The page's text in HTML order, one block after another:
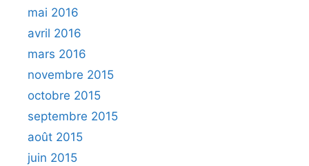
mai 2016
avril 2016
mars 2016
novembre 2015
octobre 2015
septembre 2015
août 2015
juin 2015